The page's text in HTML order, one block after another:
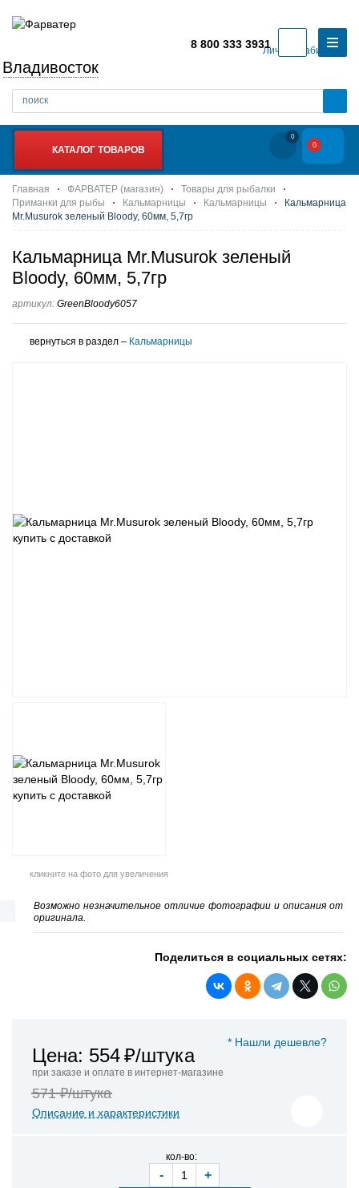
Личный кабинет
Владивосток
8 800 333 3931
КАТАЛОГ ТОВАРОВ
0
0
Главная ФАРВАТЕР (магазин)
Товары для рыбалки
Приманки для рыбы
Кальмарницы Кальмарницы
Кальмарница
Mr.Musurok зеленый Bloody, 60мм, 5,7гр
Кальмарница Mr.Musurok зеленый
Bloody, 60мм, 5,7гр
артикул: GreenBloody6057
вернуться в раздел – Кальмарницы
кликните на фото для увеличения
Возможно незначительное отличие фотографии и описания от
оригинала.
Поделиться в социальных сетях:
* Нашли дешевле?
Цена: 554₽/штука
при заказе и оплате в интернет-магазине
571 ₽/штука
Описание и характеристики
кол-во:
- +